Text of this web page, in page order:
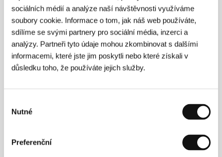
sociálních médií a analýze naší návštěvnosti využíváme
soubory cookie. Informace o tom, jak náš web používáte,
sdílíme se svými partnery pro sociální média, inzerci a
analýzy. Partneři tyto údaje mohou zkombinovat s dalšími
informacemi, které jste jim poskytli nebo které získali v
důsledku toho, že používáte jejich služby.
souhlasu
Nutné
Preferenční
začlenil fantaskní prvky do filmuJež(2011).
V současné době dokončuje bakalářské studium na
katedře střihové skladby FAMU. Jeho celovečerní
debut
Nenasytná Tiffany
(2015) je nevyhnutelným
stvrzením, že máme co do činění s výrazným
talentem českého filmu, z jehož tvorby sálá silný
autorský rukopis, aniž by byl tvůrce poplatný laciným
Company F s.r.o.
Marešova 643/6, 198 00, Praha 14